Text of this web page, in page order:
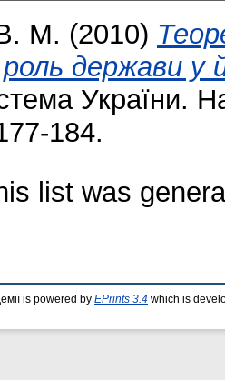
М. (2010)
держави у
України.
184.
list was
is powered by EPrints 3.4 which is